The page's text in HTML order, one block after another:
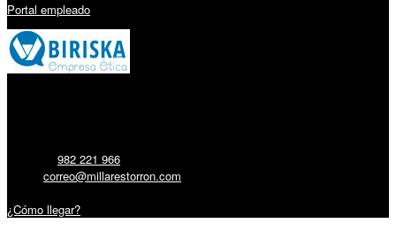
Portal empleado
982 221 966
correo@millarestorron.com
¿Cómo llegar?